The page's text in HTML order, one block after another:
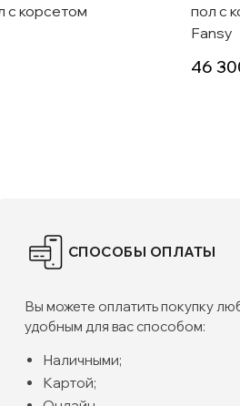
с корсетом
пол с
Fansy
46
СПОСОБЫ ОПЛАТЫ
Вы можете оплатить покупку
удобным для вас способом:
Наличными;
Картой;